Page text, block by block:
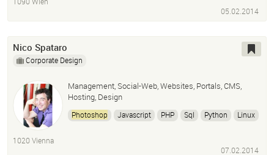
05.02.2014
Nico Spataro
Corporate Design
Management, Social-Web, Websites, Portals, CMS,
Hosting, Design
Photoshop Javascript PHP Sql Python
Linux
1020 Vienna
07.02.2014